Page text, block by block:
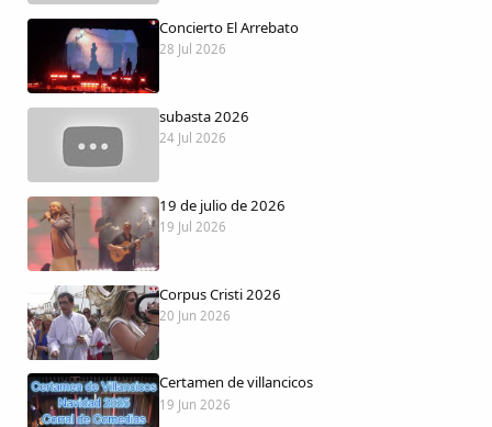
Peñas
La palra
Modo oscuro
Concierto El Arrebato
28 Jul 2026
subasta 2026
24 Jul 2026
19 de julio de 2026
19 Jul 2026
Corpus Cristi 2026
20 Jun 2026
Certamen de villancicos
19 Jun 2026